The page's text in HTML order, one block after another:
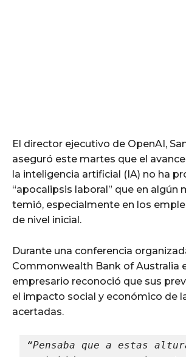
El director ejecutivo de OpenAI,
aseguró este martes que el
la inteligencia artificial (IA) no ha
“apocalipsis laboral” que en algún
temió, especialmente en los
de nivel inicial.
Durante una conferencia
Commonwealth Bank of Australia
empresario reconoció que sus
el impacto social y económico de
acertadas.
“Pensaba que a estas